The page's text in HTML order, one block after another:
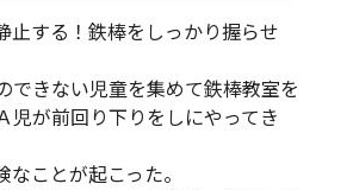
止する！鉄棒をしっかり握らせ
できない児童を集めて鉄棒教室を
児が前回り下りをしにやってき
なことが起こった。